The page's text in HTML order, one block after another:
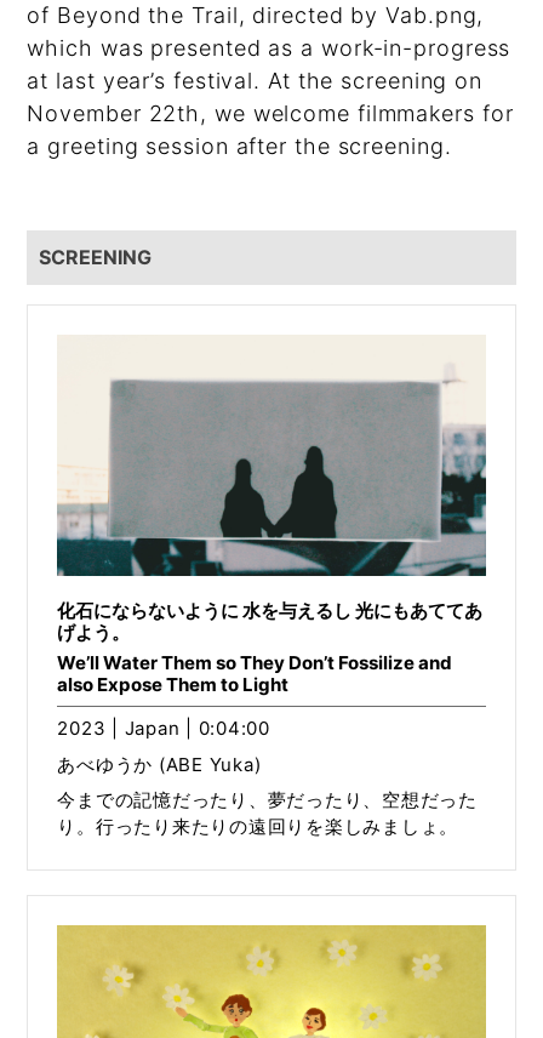
of Beyond the Trail, directed by Vab.png,
which was presented as a work-in-progress
at last year’s festival. At the screening on
November 22th, we welcome filmmakers for
a greeting session after the screening.
SCREENING
化石にならないように 水を与えるし 光にもあててあ
げよう。
We’ll Water Them so They Don’t Fossilize and
also Expose Them to Light
2023 | Japan | 0:04:00
あべゆうか (ABE Yuka)
今までの記憶だったり、夢だったり、空想だった
り。行ったり来たりの遠回りを楽しみましょ。